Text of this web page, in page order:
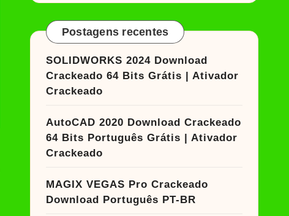
Postagens recentes
SOLIDWORKS 2024 Download
Crackeado 64 Bits Grátis | Ativador
Crackeado
AutoCAD 2020 Download Crackeado
64 Bits Português Grátis | Ativador
Crackeado
MAGIX VEGAS Pro Crackeado
Download Português PT-BR